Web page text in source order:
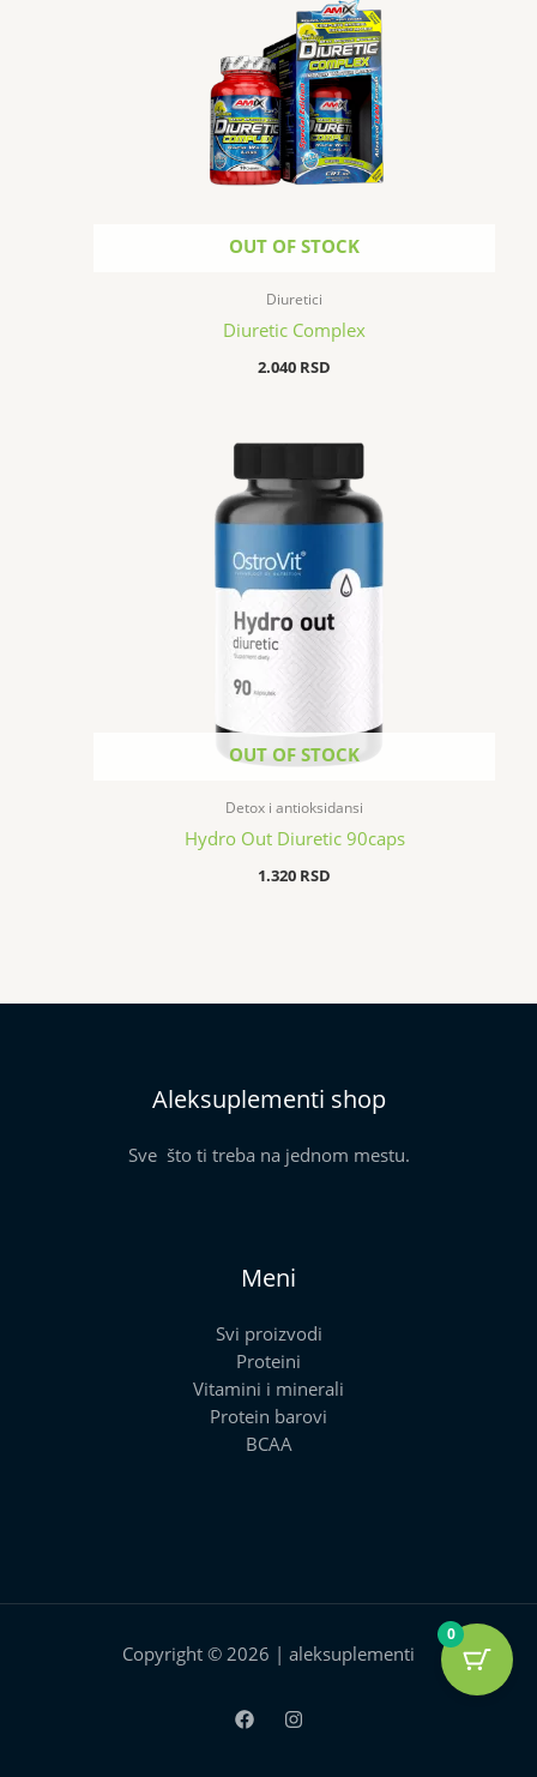
OUT OF STOCK
Diuretici
Diuretic Complex
2.040 RSD
OUT OF STOCK
Detox i antioksidansi
Hydro Out Diuretic 90caps
1.320 RSD
Aleksuplementi shop
Sve što ti treba na jednom mestu.
Meni
Svi proizvodi
Proteini
Vitamini i minerali
Protein barovi
BCAA
Copyright © 2026 | aleksuplementi
0